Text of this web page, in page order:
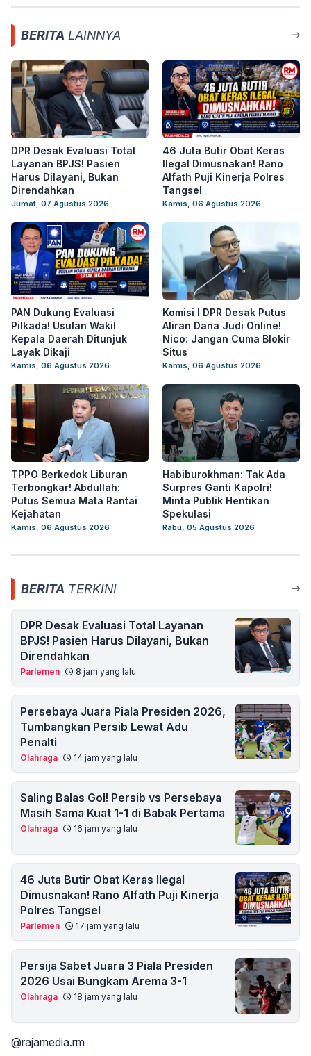
BERITA LAINNYA
DPR Desak Evaluasi Total
Layanan BPJS! Pasien
Harus Dilayani, Bukan
Direndahkan
Jumat, 07 Agustus 2026
46 Juta Butir Obat Keras
Ilegal Dimusnakan! Rano
Alfath Puji Kinerja Polres
Tangsel
Kamis, 06 Agustus 2026
PAN Dukung Evaluasi
Pilkada! Usulan Wakil
Kepala Daerah Ditunjuk
Layak Dikaji
Kamis, 06 Agustus 2026
Komisi I DPR Desak Putus
Aliran Dana Judi Online!
Nico: Jangan Cuma Blokir
Situs
Kamis, 06 Agustus 2026
TPPO Berkedok Liburan
Terbongkar! Abdullah:
Putus Semua Mata Rantai
Kejahatan
Kamis, 06 Agustus 2026
Habiburokhman: Tak Ada
Surpres Ganti Kapolri!
Minta Publik Hentikan
Spekulasi
Rabu, 05 Agustus 2026
BERITA TERKINI
DPR Desak Evaluasi Total Layanan
BPJS! Pasien Harus Dilayani, Bukan
Direndahkan
Parlemen 8 jam yang lalu
Persebaya Juara Piala Presiden 2026,
Tumbangkan Persib Lewat Adu
Penalti
Olahraga 14 jam yang lalu
Saling Balas Gol! Persib vs Persebaya
Masih Sama Kuat 1-1 di Babak Pertama
Olahraga 16 jam yang lalu
46 Juta Butir Obat Keras Ilegal
Dimusnakan! Rano Alfath Puji Kinerja
Polres Tangsel
Parlemen 17 jam yang lalu
Persija Sabet Juara 3 Piala Presiden
2026 Usai Bungkam Arema 3-1
Olahraga 18 jam yang lalu
@rajamedia.rm